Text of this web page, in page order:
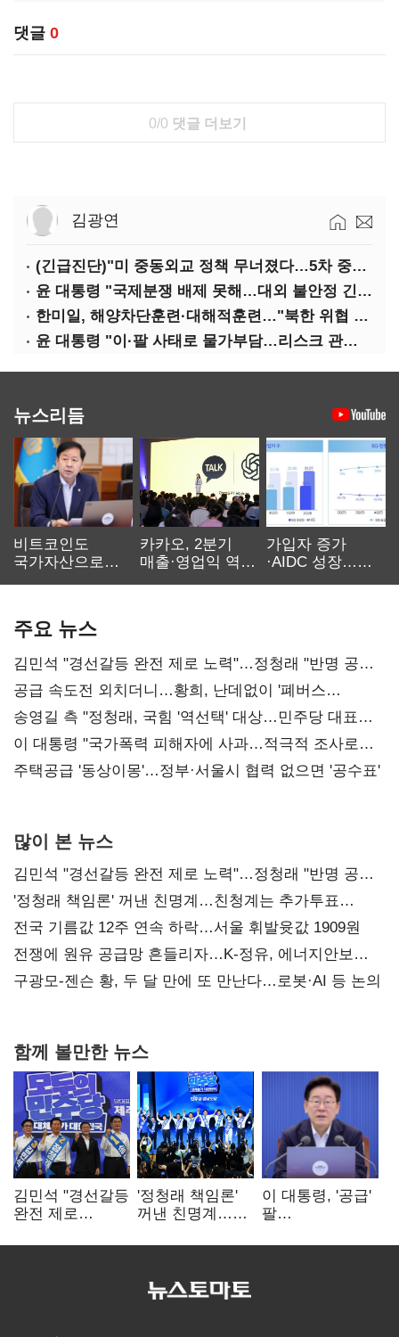
댓글 0
0/0 댓글 더보기
김광연
(긴급진단)"미 중동외교 정책 무너졌다…5차 중동전 가능성은 낮아"
윤 대통령 "국제분쟁 배제 못해…대외 불안정 긴밀대응"
한미일, 해양차단훈련·대해적훈련…"북한 위협 억제"
윤 대통령 "이·팔 사태로 물가부담…리스크 관리 만전 기해야"
뉴스리듬
비트코인도
국가자산으로…'
카카오, 2분기
매출·영업익 역대
가입자 증가
·AIDC 성장…
주요 뉴스
김민석 "경선갈등 완전 제로 노력"…정청래 "반명 공세
사과부터"
공급 속도전 외치더니…황희, 난데없이 '폐버스
리모델링' 제안
송영길 측 "정청래, 국힘 '역선택' 대상…민주당 대표로
총선 지휘 못해"
이 대통령 "국가폭력 피해자에 사과…적극적 조사로
진실 밝혀야"
주택공급 '동상이몽'…정부·서울시 협력 없으면 '공수표'
많이 본 뉴스
김민석 "경선갈등 완전 제로 노력"…정청래 "반명 공세
사과부터"
'정청래 책임론' 꺼낸 친명계…친청계는 추가투표
때리기
전국 기름값 12주 연속 하락…서울 휘발윳값 1909원
전쟁에 원유 공급망 흔들리자…K-정유, 에너지안보
핵심으로 재부상
구광모-젠슨 황, 두 달 만에 또 만난다…로봇·AI 등 논의
함께 볼만한 뉴스
김민석 "경선갈등
완전 제로
"반명 공세
'정청래 책임론'
꺼낸 친명계…
추가투표 때리기
이 대통령, '공급'
팔
여 내부선